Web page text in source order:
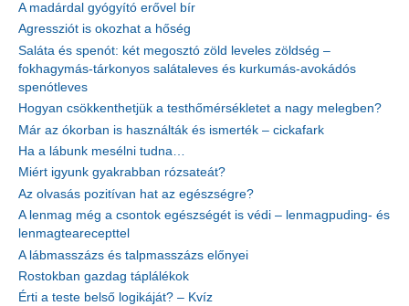
A madárdal gyógyító erővel bír
Agressziót is okozhat a hőség
Saláta és spenót: két megosztó zöld leveles zöldség –
fokhagymás-tárkonyos salátaleves és kurkumás-avokádós
spenótleves
Hogyan csökkenthetjük a testhőmérsékletet a nagy melegben?
Már az ókorban is használták és ismerték – cickafark
Ha a lábunk mesélni tudna…
Miért igyunk gyakrabban rózsateát?
Az olvasás pozitívan hat az egészségre?
A lenmag még a csontok egészségét is védi – lenmagpuding- és
lenmagtearecepttel
A lábmasszázs és talpmasszázs előnyei
Rostokban gazdag táplálékok
Érti a teste belső logikáját? – Kvíz